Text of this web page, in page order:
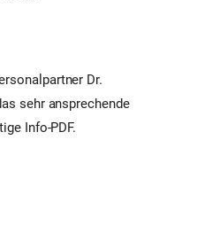
Dr.
sehr ansprechende
Info-PDF.